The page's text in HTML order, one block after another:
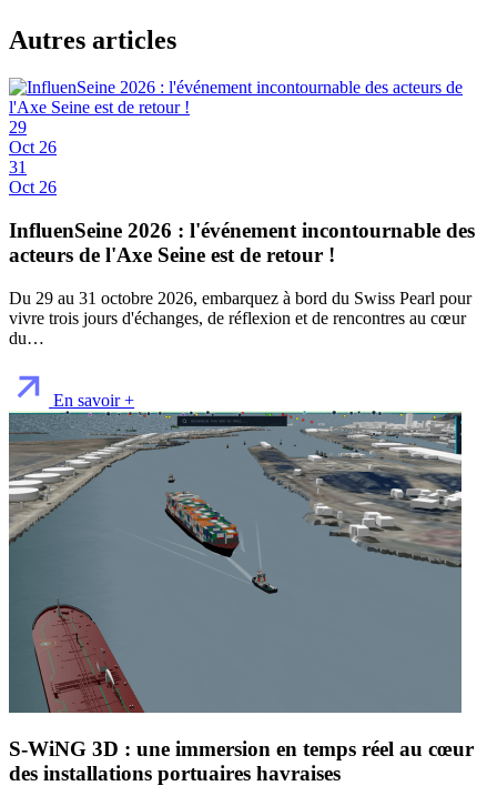
Autres articles
29
Oct 26
31
Oct 26
InfluenSeine 2026 : l'événement incontournable des
acteurs de l'Axe Seine est de retour !
Du 29 au 31 octobre 2026, embarquez à bord du Swiss Pearl pour
vivre trois jours d'échanges, de réflexion et de rencontres au cœur
du…
En savoir +
S-WiNG 3D : une immersion en temps réel au cœur
des installations portuaires havraises